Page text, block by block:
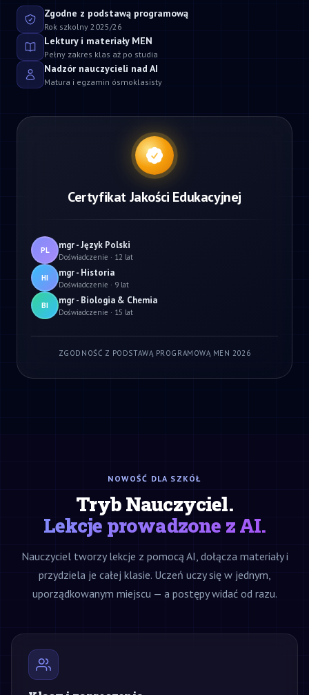
Zgodne z podstawą programową
Rok szkolny 2025/26
Lektury i materiały MEN
Pełny zakres klas aż po studia
Nadzór nauczycieli nad AI
Matura i egzamin ósmoklasisty
Certyfikat Jakości Edukacyjnej
PL mgr - Język Polski
Doświadczenie · 12 lat
HI mgr - Historia
Doświadczenie · 9 lat
BI mgr - Biologia & Chemia
Doświadczenie · 15 lat
ZGODNOŚĆ Z PODSTAWĄ PROGRAMOWĄ MEN 2026
NOWOŚĆ DLA SZKÓŁ
Tryb Nauczyciel.
Lekcje prowadzone z AI.
Nauczyciel tworzy lekcje z pomocą AI, dołącza materiały i
przydziela je całej klasie. Uczeń uczy się w jednym,
uporządkowanym miejscu — a postępy widać od razu.